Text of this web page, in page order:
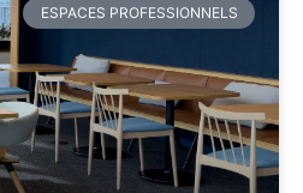
ESPACES PROFESSIONNELS